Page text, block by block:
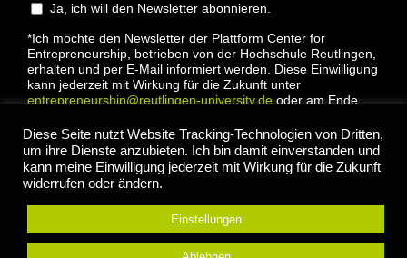
Ja, ich will den Newsletter abonnieren.
*Ich möchte den Newsletter der Plattform Center for
Entrepreneurship, betrieben von der Hochschule Reutlingen,
erhalten und per E-Mail informiert werden. Diese Einwilligung
kann jederzeit mit Wirkung für die Zukunft unter
entrepreneurship@reutlingen-university.deoder am Ende
Datenschutzbestimmung
Anmelden
Diese Seite nutzt Website Tracking-Technologien von Dritten,
um ihre Dienste anzubieten. Ich bin damit einverstanden und
kann meine Einwilligung jederzeit mit Wirkung für die Zukunft
widerrufen oder ändern.
Einstellungen